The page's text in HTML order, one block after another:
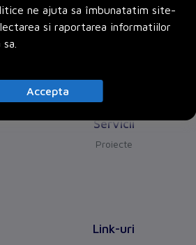
Servicii
Proiecte
Link-uri
ne ajuta sa îmbunatatim site-
si raportarea informatiilor
Accepta